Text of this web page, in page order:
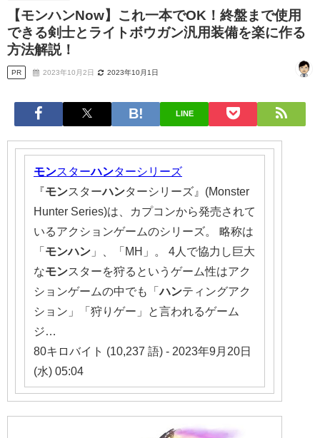
【モンハンNow】これ一本でOK！終盤まで使用
できる剣士とライトボウガン汎用装備を楽に作る
方法解説！
PR 2023年10月2日 2023年10月1日
LINE
モンスターハンターシリーズ
『モンスターハンターシリーズ』(Monster
Hunter Series)は、カプコンから発売されて
いるアクションゲームのシリーズ。 略称は
「 モンハン 」、「MH」。 4人で協力し巨大
なモンスターを狩るというゲーム性はアク
ションゲームの中でも「 ハンティングアク
ション」「狩りゲー」と言われるゲーム
ジ…
80キロバイト (10,237 語) - 2023年9月20日
(水) 05:04